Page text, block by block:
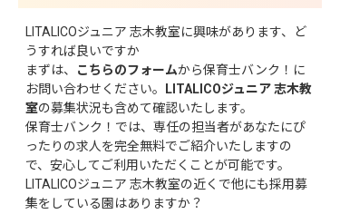
LITALICOジュニア 志木教室に興味があります、ど
うすれば良いですか
まずは、
こちらのフォームから保育士バンク！に
お問い合わせください。
LITALICOジュニア 志木教
室の募集状況も含めて確認いたします。
保育士バンク！では、専任の担当者があなたにぴ
ったりの求人を完全無料でご紹介いたしますの
で、安心してご利用いただくことが可能です。
LITALICOジュニア 志木教室の近くで他にも採用募
集をしている園はありますか？